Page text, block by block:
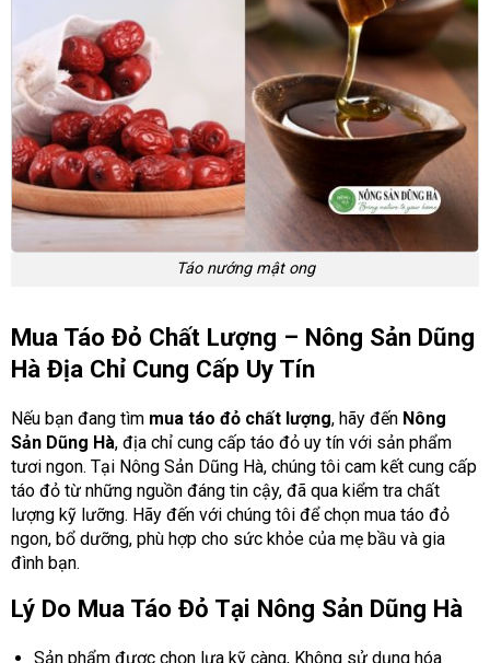
Táo nướng mật ong
Mua Táo Đỏ Chất Lượng – Nông Sản Dũng
Hà Địa Chỉ Cung Cấp Uy Tín
Nếu bạn đang tìm mua táo đỏ chất lượng, hãy đến Nông
Sản Dũng Hà, địa chỉ cung cấp táo đỏ uy tín với sản phẩm
tươi ngon. Tại Nông Sản Dũng Hà, chúng tôi cam kết cung cấp
táo đỏ từ những nguồn đáng tin cậy, đã qua kiểm tra chất
lượng kỹ lưỡng. Hãy đến với chúng tôi để chọn mua táo đỏ
ngon, bổ dưỡng, phù hợp cho sức khỏe của mẹ bầu và gia
đình bạn.
Lý Do Mua Táo Đỏ Tại Nông Sản Dũng Hà
Sản phẩm được chọn lựa kỹ càng, Không sử dụng hóa